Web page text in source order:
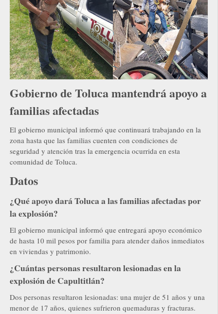
Gobierno de Toluca mantendrá apoyo a
familias afectadas
El gobierno municipal informó que continuará trabajando en la
zona hasta que las familias cuenten con condiciones de
seguridad y atención tras la emergencia ocurrida en esta
comunidad de Toluca.
Datos
¿Qué apoyo dará Toluca a las familias afectadas por
la explosión?
El gobierno municipal informó que entregará apoyo económico
de hasta 10 mil pesos por familia para atender daños inmediatos
en viviendas y patrimonio.
¿Cuántas personas resultaron lesionadas en la
explosión de Capultitlán?
Dos personas resultaron lesionadas: una mujer de 51 años y una
menor de 17 años, quienes sufrieron quemaduras y fracturas.